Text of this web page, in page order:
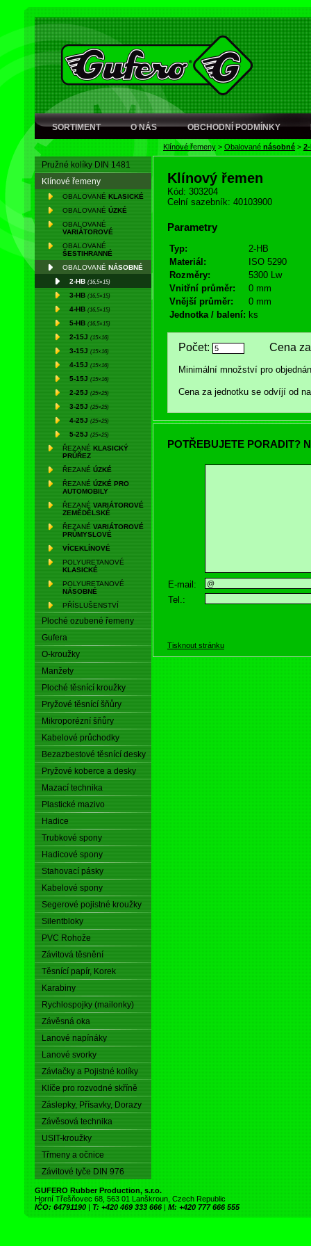
SORTIMENT O NÁS OBCHODNÍ PODMÍNKY
Klínové řemeny > Obalované násobné >
Pružné kolíky DIN 1481
Klínové řemeny
OBALOVANÉ KLASICKÉ
OBALOVANÉ ÚZKÉ
OBALOVANÉ
VARIÁTOROVÉ
OBALOVANÉ
ŠESTIHRANNÉ
OBALOVANÉ NÁSOBNÉ
2-HB (16,5×15)
3-HB (16,5×15)
4-HB (16,5×15)
5-HB (16,5×15)
2-15J (15×16)
3-15J (15×16)
4-15J (15×16)
5-15J (15×16)
2-25J (25×25)
3-25J (25×25)
4-25J (25×25)
5-25J (25×25)
ŘEZANÉ KLASICKÝ
PRŮŘEZ
ŘEZANÉ ÚZKÉ
ŘEZANÉ ÚZKÉ PRO
AUTOMOBILY
ŘEZANÉ VARIÁTOROVÉ
ZEMĚDĚLSKÉ
ŘEZANÉ VARIÁTOROVÉ
PRŮMYSLOVÉ
VÍCEKLÍNOVÉ
POLYURETANOVÉ
KLASICKÉ
POLYURETANOVÉ
NÁSOBNÉ
PŘÍSLUŠENSTVÍ
Ploché ozubené řemeny
Gufera
O-kroužky
Manžety
Ploché těsnící kroužky
Pryžové těsnící šňůry
Mikroporézní šňůry
Kabelové průchodky
Bezazbestové těsnící desky
Pryžové koberce a desky
Mazací technika
Plastické mazivo
Hadice
Trubkové spony
Hadicové spony
Stahovací pásky
Kabelové spony
Segerové pojistné kroužky
Silentbloky
PVC Rohože
Závitová těsnění
Těsnící papír, Korek
Karabiny
Rychlospojky (mailonky)
Závěsná oka
Lanové napínáky
Lanové svorky
Závlačky a Pojistné kolíky
Klíče pro rozvodné skříně
Záslepky, Přísavky, Dorazy
Závěsová technika
USIT-kroužky
Třmeny a očnice
Závitové tyče DIN 976
Klínový řemen
Kód: 303204
Celní sazebník: 40103900
Parametry
Typ:
2-HB
Materiál:
ISO 5290
Rozměry:
5300 Lw
Vnitřní průměr:
0 mm
Vnější průměr:
0 mm
Jednotka / balení: ks
Počet: Cena za
Minimální množství pro
Cena za jednotku se odvíjí od
POTŘEBUJETE PORADIT?
E-mail:
Tel.:
Tisknout stránku
GUFERO Rubber Production, s.r.o.
Horní Třešňovec 68, 563 01 Lanškroun, Czech Republic
IČO: 64791190 | T: +420 469 333 666 | M: +420 777 666 555